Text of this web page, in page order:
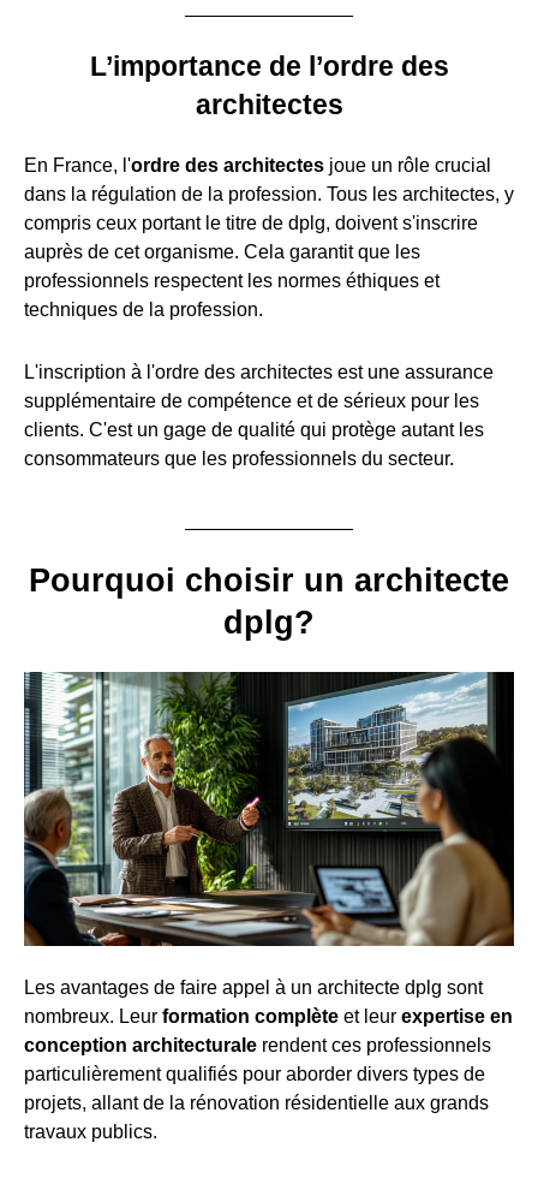
L’importance de l’ordre des
architectes
En France, l'ordre des architectes joue un rôle crucial
dans la régulation de la profession. Tous les architectes, y
compris ceux portant le titre de dplg, doivent s'inscrire
auprès de cet organisme. Cela garantit que les
professionnels respectent les normes éthiques et
techniques de la profession.
L'inscription à l'ordre des architectes est une assurance
supplémentaire de compétence et de sérieux pour les
clients. C'est un gage de qualité qui protège autant les
consommateurs que les professionnels du secteur.
Pourquoi choisir un architecte
dplg?
Les avantages de faire appel à un architecte dplg sont
nombreux. Leur formation complète et leur expertise en
conception architecturale rendent ces professionnels
particulièrement qualifiés pour aborder divers types de
projets, allant de la rénovation résidentielle aux grands
travaux publics.